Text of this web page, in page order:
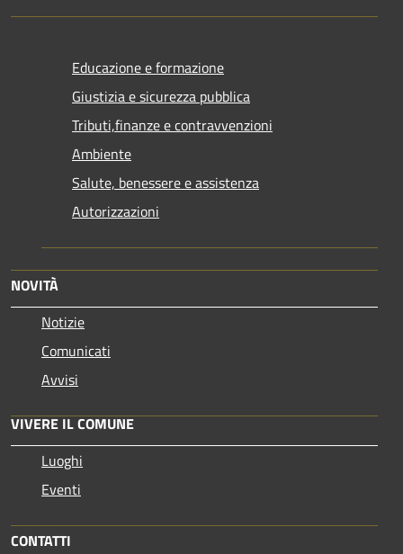
Educazione e formazione
Giustizia e sicurezza pubblica
Tributi,finanze e contravvenzioni
Ambiente
Salute, benessere e assistenza
Autorizzazioni
NOVITÀ
Notizie
Comunicati
Avvisi
VIVERE IL COMUNE
Luoghi
Eventi
CONTATTI